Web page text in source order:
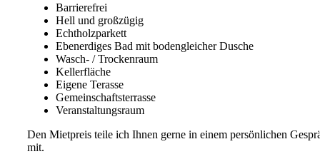
Barrierefrei
Hell und großzügig
Echtholzparkett
Ebenerdiges Bad mit bodengleicher Dusche
Wasch- / Trockenraum
Kellerfläche
Eigene Terasse
Gemeinschaftsterrasse
Veranstaltungsraum
Den Mietpreis teile ich Ihnen gerne in einem persönlichen
mit.